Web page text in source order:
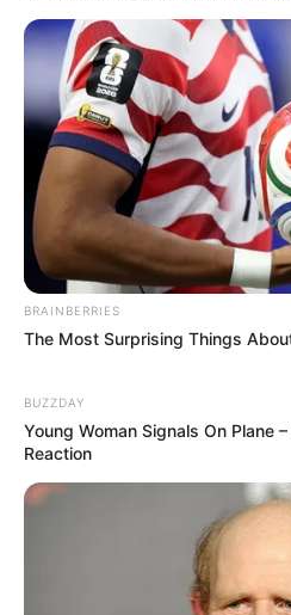
BRAINBERRIES
The Most Surprising Things
BUZZDAY
Young Woman Signals On Plane
Reaction